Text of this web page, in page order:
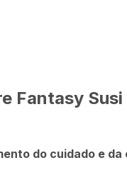
Fantasy
do cuidado e